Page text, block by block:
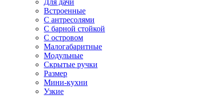
Для дачи
Встроенные
С антресолями
С барной стойкой
С островом
Малогабаритные
Модульные
Скрытые ручки
Размер
Мини-кухни
Узкие